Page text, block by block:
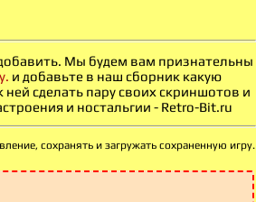
Мы будем вам признательны
и добавьте в наш сборник какую
сделать пару своих скриншотов и
и ностальгии - Retro-Bit.ru
сохранять и загружать сохраненную игру.